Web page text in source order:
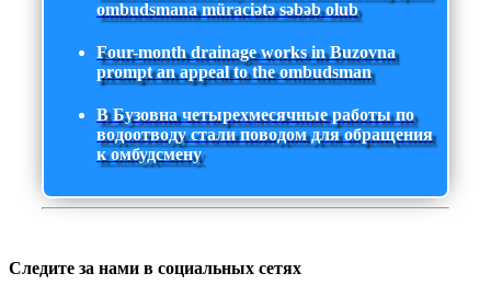
ombudsmana müraciətə səbəb olub
Four-month drainage works in Buzovna
prompt an appeal to the ombudsman
В Бузовна четырехмесячные работы по
водоотводу стали поводом для обращения
к омбудсмену
Следите за нами в социальных сетях